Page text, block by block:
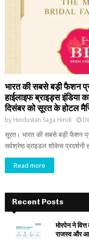
भारत की सबसे बड़ी फैशन
हाईलाइफ ब्राइड्स इंडिया
दिसंबर को सूरत के होटल
by Hindustan Saga Hindi
सूरत। भारत की सबसे बड़ी फैशन
सर्वश्रेष्ठ ब्राइडल शोकेस प्रदर्शनी
Read more
Recent Posts
मोरपेन ने
राजस्व और